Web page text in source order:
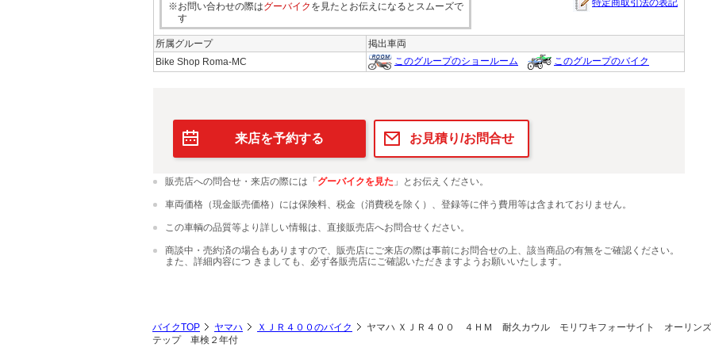
※お問い合わせの際はグーバイク を見たとお伝えになるとスムーズで
す
特定商取引法の表記
所属グループ
掲出車両
Bike Shop Roma-MC
このグループのショールーム このグループのバイク
来店を予約する お見積り/お問合せ
販売店への問合せ・来店の際には「グーバイクを見た 」とお伝えください。
車両価格（現金販売価格）には保険料、税金（消費税を除く）、登録等に伴う費用等は含まれておりません。
この車輌の品質等より詳しい情報は、直接販売店へお問合せください。
商談中・売約済の場合もありますので、販売店にご来店の際は事前にお問合せの上、該当商品の有無をご確認ください。
また、詳細内容につ きましても、必ず各販売店にご確認いただきますようお願いいたします。
バイクTOP
ヤマハ ＸＪＲ４００のバイク
ヤマハ ＸＪＲ４００ ４ＨＭ 耐久カウル モリワキフォーサイト オーリン
テップ 車検２年付